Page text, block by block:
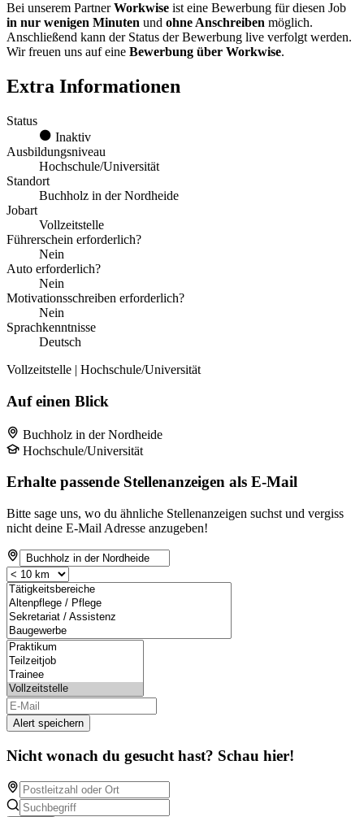
Bei unserem PartnerWorkwise ist eine Bewerbung für diesen Job
in nur wenigen Minuten und ohne Anschreiben möglich.
Anschließend kann der Status der Bewerbung live verfolgt werden.
Wir freuen uns auf eine Bewerbung über Workwise.
Extra Informationen
Status
Inaktiv
Ausbildungsniveau
Hochschule/Universität
Standort
Buchholz in der Nordheide
Jobart
Vollzeitstelle
Führerschein erforderlich?
Nein
Auto erforderlich?
Nein
Motivationsschreiben erforderlich?
Nein
Sprachkenntnisse
Deutsch
Vollzeitstelle | Hochschule/Universität
Auf einen Blick
Buchholz in der Nordheide
Hochschule/Universität
Erhalte passende Stellenanzeigen als E-Mail
Bitte sage uns, wo du ähnliche Stellenanzeigen suchst und vergiss
nicht deine E-Mail Adresse anzugeben!
Alert speichern
Nicht wonach du gesucht hast? Schau hier!